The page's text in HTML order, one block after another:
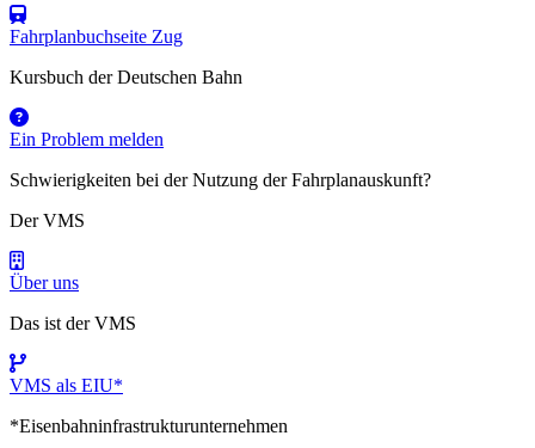
Fahrplanbuchseite Zug
Kursbuch der Deutschen Bahn
Ein Problem melden
Schwierigkeiten bei der Nutzung der Fahrplanauskunft?
Der VMS
Über uns
Das ist der VMS
VMS als EIU*
*Eisenbahninfrastrukturunternehmen